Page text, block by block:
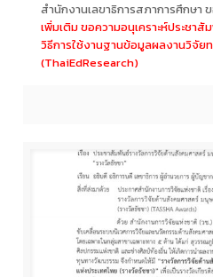
สำนักงานเลขาธิการสภาการศึกษา
เพิ่มเติมขอความอนุเคราะห์ประชา
วิธีการใช้งานฐานข้อมูลผลงานวิจัย
(ThaiEdResearch)